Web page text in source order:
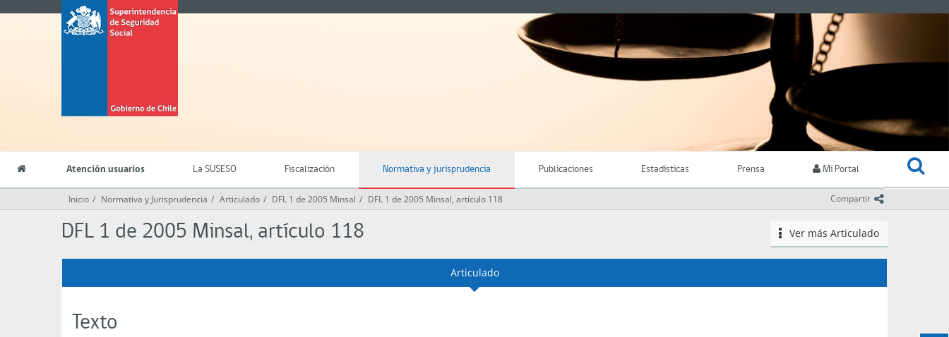
Superintendencia
de
Gobierno
de
Atención usuarios La SUSESO Fiscalización Normativa y jurisprudencia Publicaciones Estadísticas Prensa Mi Portal
Compartir icono
Inicio Normativa y Jurisprudencia Articulado DFL 1 de 2005 Minsal DFL 1 de 2005 Minsal, artículo 118
icono
Ver más Articulado
DFL 1 de 2005 Minsal, artículo 118
Articulado
Texto